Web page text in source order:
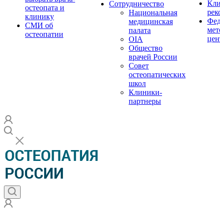
остеопата и
клинику
СМИ об
остеопатии
Сотрудничество
Национальная
медицинская
палата
OIA
Общество
врачей России
Совет
остеопатических
школ
Клиники-
партнеры